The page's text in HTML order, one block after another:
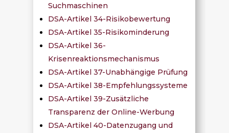
Suchmaschinen
DSA-Artikel 34-Risikobewertung
DSA-Artikel 35-Risikominderung
DSA-Artikel 36-
Krisenreaktionsmechanismus
DSA-Artikel 37-Unabhängige Prüfung
DSA-Artikel 38-Empfehlungssysteme
DSA-Artikel 39-Zusätzliche
Transparenz der Online-Werbung
DSA-Artikel 40-Datenzugang und